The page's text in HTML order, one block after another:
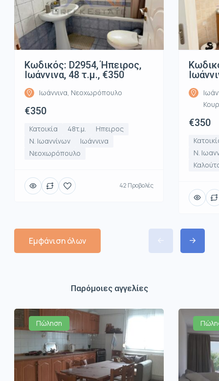
Κωδικός: D2954, Ήπειρος,
Ιωάννινα, 48 τ.μ., €350
Ιωάννινα, Νεοχωρόπουλο
€350
Κατοικία 48τ.μ.
Ηπειρος
Ν. Ιωαννίνων
Ιωάννινα
Νεοχωρόπουλο
42 Προβολές
€350
Ν.
Εμφάνιση όλων
Παρόμοιες αγγελίες
Πώληση